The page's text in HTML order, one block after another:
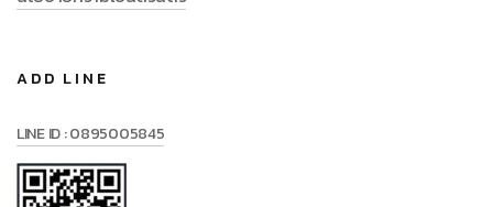
ADD LINE
LINE ID : 0895005845